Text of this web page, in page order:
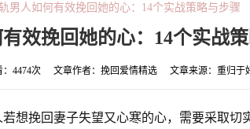
男人如何有效挽回她的心：14个实战策略与步骤
效挽回她的心：14个实战
4474次 文章作者： 挽回爱情精选 文章来源： 重归于
想挽回妻子失望又心寒的心，需要采取切